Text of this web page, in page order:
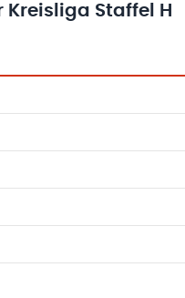
Kreisliga Staffel H
Toren und Punkten